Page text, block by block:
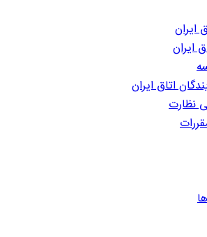
ایران
ایران
اتاق ایران
نظارت